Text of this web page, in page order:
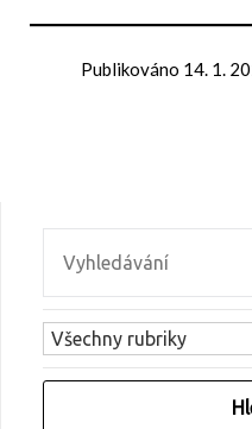
Publikováno 14. 1.